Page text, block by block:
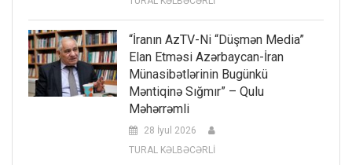
“İranın AzTV-Ni “düşmən Media”
Elan Etməsi Azərbaycan-İran
Münasibətlərinin Bugünkü
Məntiqinə Sığmır” – Qulu
Məhərrəmli
28 İyul 2026
TURAL KƏLBƏCƏRLİ